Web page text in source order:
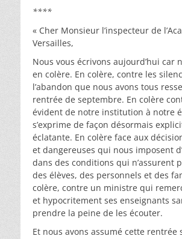
****
« Cher Monsieur l’inspecteur de
Versailles,
Nous vous écrivons aujourd’hui car
en colère. En colère, contre les
l’abandon que nous avons tous
rentrée de septembre. En colère
évident de notre institution à notre
s’exprime de façon désormais
éclatante. En colère face aux
et dangereuses qui nous imposent
dans des conditions qui n’assurent
des élèves, des personnels et des
colère, contre un ministre qui
et hypocritement ses enseignants
prendre la peine de les écouter.
Et nous avons assumé cette rentrée